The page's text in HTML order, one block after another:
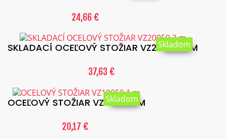
24,66 €
SKLADACÍ OCEĽOVÝ STOŽIAR VZ20050 2 M
37,63 €
Skladom
OCEĽOVÝ STOŽIAR VZ10050 1 M
20,17 €
Skladom